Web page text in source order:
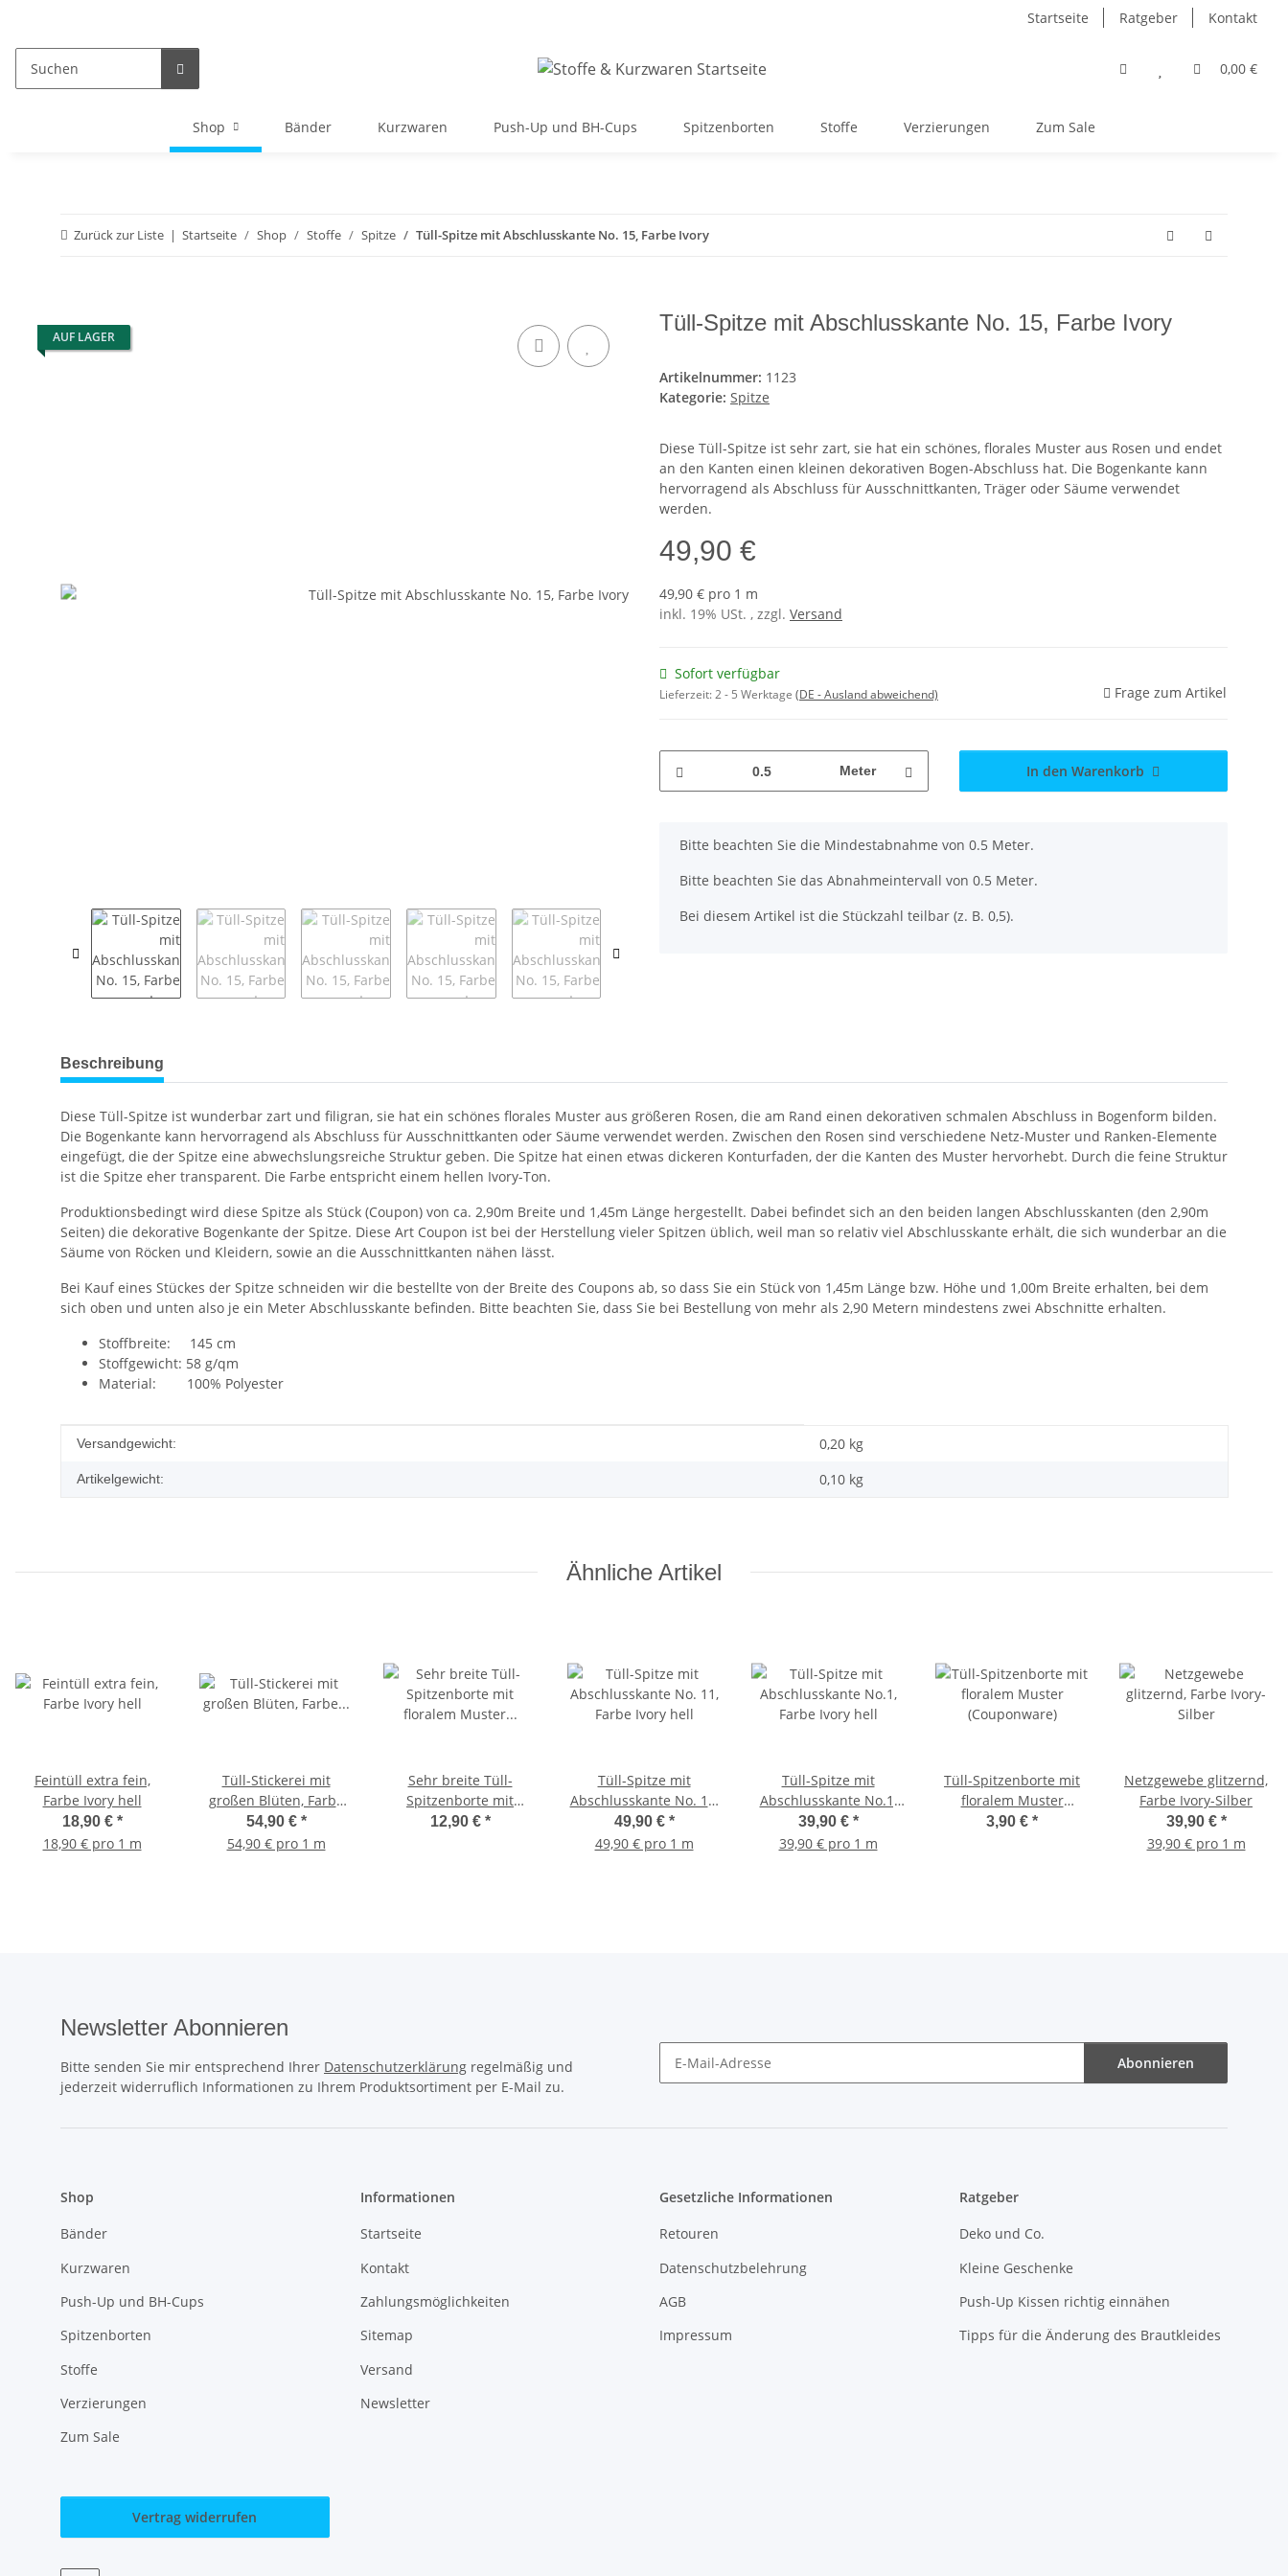
Startseite Ratgeber Kontakt
0,00 €
Shop Bänder Kurzwaren Push-Up und BH-Cups Spitzenborten Stoffe Verzierungen Zum Sale
Zurück zur Liste Startseite Shop Stoffe Spitze Tüll-Spitze mit Abschlusskante No. 15, Farbe Ivory
AUF LAGER
Tüll-Spitze mit Abschlusskante No. 15, Farbe Ivory
Artikelnummer: 1123
Kategorie: Spitze
Diese Tüll-Spitze ist sehr zart, sie hat ein schönes, florales Muster aus Rosen und endet
an den Kanten einen kleinen dekorativen Bogen-Abschluss hat. Die Bogenkante kann
hervorragend als Abschluss für Ausschnittkanten, Träger oder Säume verwendet
werden.
49,90 €
49,90 € pro 1 m
inkl. 19% USt. , zzgl. Versand
Sofort verfügbar
Lieferzeit:2 - 5 Werktage (DE - Ausland abweichend) Frage zum Artikel
Meter In den Warenkorb
x
Bitte beachten Sie die Mindestabnahme von 0.5 Meter.
Bitte beachten Sie das Abnahmeintervall von 0.5 Meter.
Bei diesem Artikel ist die Stückzahl teilbar (z. B. 0,5).
weitere Registerkarten anzeigen
Beschreibung
Diese Tüll-Spitze ist wunderbar zart und filigran, sie hat ein schönes florales Muster aus größeren Rosen, die am Rand einen dekorativen schmalen Abschluss in Bogenform bilden.
Die Bogenkante kann hervorragend als Abschluss für Ausschnittkanten oder Säume verwendet werden. Zwischen den Rosen sind verschiedene Netz-Muster und Ranken-Elemente
eingefügt, die der Spitze eine abwechslungsreiche Struktur geben. Die Spitze hat einen etwas dickeren Konturfaden, der die Kanten des Muster hervorhebt. Durch die feine Struktur
ist die Spitze eher transparent. Die Farbe entspricht einem hellen Ivory-Ton.
Produktionsbedingt wird diese Spitze als Stück (Coupon) von ca. 2,90m Breite und 1,45m Länge hergestellt. Dabei befindet sich an den beiden langen Abschlusskanten (den 2,90m
Seiten) die dekorative Bogenkante der Spitze. Diese Art Coupon ist bei der Herstellung vieler Spitzen üblich, weil man so relativ viel Abschlusskante erhält, die sich wunderbar an die
Säume von Röcken und Kleidern, sowie an die Ausschnittkanten nähen lässt.
Bei Kauf eines Stückes der Spitze schneiden wir die bestellte von der Breite des Coupons ab, so dass Sie ein Stück von 1,45m Länge bzw. Höhe und 1,00m Breite erhalten, bei dem
sich oben und unten also je ein Meter Abschlusskante befinden. Bitte beachten Sie, dass Sie bei Bestellung von mehr als 2,90 Metern mindestens zwei Abschnitte erhalten.
Stoffbreite: 145 cm
Stoffgewicht: 58 g/qm
Material: 100% Polyester
Produkteigenschaft
Wert
Versandgewicht: 0,20 kg
Artikelgewicht: 0,10 kg
Ähnliche Artikel
Feintüll extra fein,
Farbe Ivory hell
18,90 € *
18,90 € pro 1 m
Tüll-Stickerei mit
großen Blüten, Farbe
Ivory
54,90 € *
54,90 € pro 1 m
Sehr breite Tüll-
Spitzenborte mit
floralem Muster
12,90 € *
Tüll-Spitze mit
Abschlusskante No. 11,
Farbe Ivory hell
49,90 € *
49,90 € pro 1 m
Tüll-Spitze mit
Abschlusskante No.1,
Farbe Ivory hell
39,90 € *
39,90 € pro 1 m
Tüll-Spitzenborte mit
floralem Muster
(Couponware)
3,90 € *
Netzgewebe glitzernd,
Farbe Ivory-Silber
39,90 € *
39,90 € pro 1 m
Newsletter Abonnieren
Bitte senden Sie mir entsprechend Ihrer Datenschutzerklärung regelmäßig und
jederzeit widerruflich Informationen zu Ihrem Produktsortiment per E-Mail zu.
Abonnieren
Shop
Bänder
Kurzwaren
Push-Up und BH-Cups
Spitzenborten
Stoffe
Verzierungen
Zum Sale
Informationen
Startseite
Kontakt
Zahlungsmöglichkeiten
Sitemap
Versand
Newsletter
Gesetzliche Informationen
Retouren
Datenschutzbelehrung
AGB
Impressum
Ratgeber
Deko und Co.
Kleine Geschenke
Push-Up Kissen richtig einnähen
Tipps für die Änderung des Brautkleides
Vertrag widerrufen